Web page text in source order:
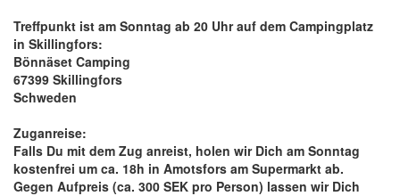
Treffpunkt ist am Sonntag ab 20 Uhr auf dem Campingplatz
in Skillingfors:
Bönnäset Camping
67399 Skillingfors
Schweden
Zuganreise:
Falls Du mit dem Zug anreist, holen wir Dich am Sonntag
kostenfrei um ca. 18h in Amotsfors am Supermarkt ab.
Gegen Aufpreis (ca. 300 SEK pro Person) lassen wir Dich